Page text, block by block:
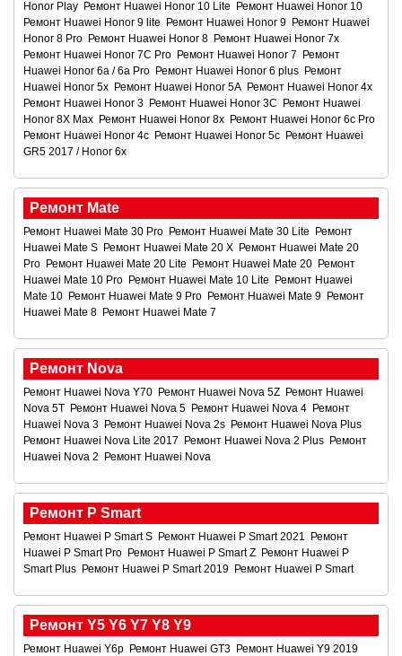
Honor Play Ремонт Huawei Honor 10 Lite
Ремонт Huawei Honor 10
Ремонт Huawei Honor 9 lite
Ремонт Huawei Honor 9 Ремонт Huawei
Honor 8 Pro Ремонт Huawei Honor 8 Ремонт Huawei Honor 7x
Ремонт Huawei Honor 7C Pro Ремонт Huawei Honor 7
Ремонт
Huawei Honor 6a / 6a Pro Ремонт Huawei Honor 6 plus Ремонт
Huawei Honor 5x Ремонт Huawei Honor 5A Ремонт Huawei Honor 4x
Ремонт Huawei Honor 3 Ремонт Huawei Honor 3C
Ремонт Huawei
Honor 8X Max Ремонт Huawei Honor 8x Ремонт Huawei Honor 6c Pro
Ремонт Huawei Honor 4c Ремонт Huawei Honor 5c Ремонт Huawei
GR5 2017 / Honor 6x
Ремонт Mate
Ремонт Huawei Mate 30 Pro Ремонт Huawei Mate 30 Lite
Ремонт
Huawei Mate S Ремонт Huawei Mate 20 X Ремонт Huawei Mate 20
Pro Ремонт Huawei Mate 20 Lite Ремонт Huawei Mate 20 Ремонт
Huawei Mate 10 Pro Ремонт Huawei Mate 10 Lite
Ремонт Huawei
Mate 10 Ремонт Huawei Mate 9 Pro Ремонт Huawei Mate 9 Ремонт
Huawei Mate 8 Ремонт Huawei Mate 7
Ремонт Nova
Ремонт Huawei Nova Y70 Ремонт Huawei Nova 5Z Ремонт Huawei
Nova 5T Ремонт Huawei Nova 5 Ремонт Huawei Nova 4 Ремонт
Huawei Nova 3 Ремонт Huawei Nova 2s Ремонт Huawei Nova Plus
Ремонт Huawei Nova Lite 2017
Ремонт Huawei Nova 2 Plus Ремонт
Huawei Nova 2
Ремонт Huawei Nova
Ремонт P Smart
Ремонт Huawei P Smart S Ремонт Huawei P Smart 2021
Ремонт
Huawei P Smart Pro Ремонт Huawei P Smart Z Ремонт Huawei P
Smart Plus Ремонт Huawei P Smart 2019 Ремонт Huawei P Smart
Ремонт Y5 Y6 Y7 Y8 Y9
Ремонт Huawei Y6p Ремонт Huawei GT3 Ремонт Huawei Y9 2019